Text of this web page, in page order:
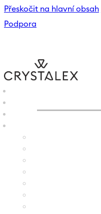
Přeskočit na hlavní obsah
Podpora
B2B